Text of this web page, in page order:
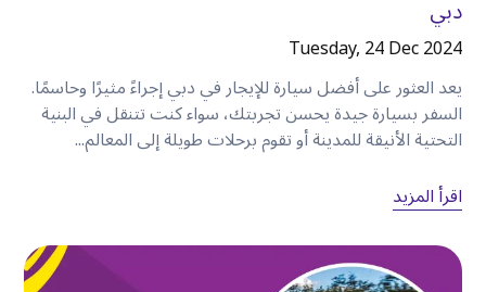
•أبو ظبي.
•حتا.
•القدرا.
•الفجيرة.
•رأس الخيمة.
تمنحك سيارة الإيجار المرونة في الانطلاق متى شئت
والاستمتاع بالرحلة بالسرعة التي تناسبك
دبي
Tuesday, 24 Dec 2024
يعد العثور على أفضل سيارة للإيجار في دبي إجراءً مثيرًا وحاسمًا.
السفر بسيارة جيدة يحسن تجربتك، سواء كنت تتنقل في البنية
التحتية الأنيقة للمدينة أو تقوم برحلات طويلة إلى المعالم...
اقرأ المزيد